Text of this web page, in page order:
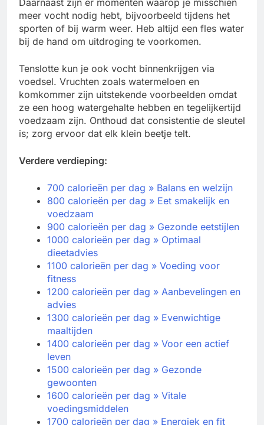
meer vocht nodig hebt, bijvoorbeeld tijdens het
sporten of bij warm weer. Heb altijd een fles water
bij de hand om uitdroging te voorkomen.
Tenslotte kun je ook vocht binnenkrijgen via
voedsel. Vruchten zoals watermeloen en
komkommer zijn uitstekende voorbeelden omdat
ze een hoog watergehalte hebben en tegelijkertijd
voedzaam zijn. Onthoud dat consistentie de sleutel
is; zorg ervoor dat elk klein beetje telt.
Verdere verdieping:
700 calorieën per dag » Balans en welzijn
800 calorieën per dag » Eet smakelijk en
voedzaam
900 calorieën per dag » Gezonde eetstijlen
1000 calorieën per dag » Optimaal
dieetadvies
1100 calorieën per dag » Voeding voor
fitness
1200 calorieën per dag » Aanbevelingen en
advies
1300 calorieën per dag » Evenwichtige
maaltijden
1400 calorieën per dag » Voor een actief
leven
1500 calorieën per dag » Gezonde
gewoonten
1600 calorieën per dag » Vitale
voedingsmiddelen
1700 calorieën per dag » Energiek en fit